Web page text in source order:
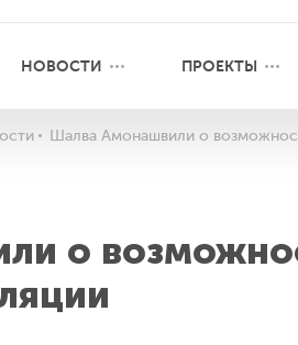
НОВОСТИ ПРОЕКТЫ
Шалва Амонашвили о
о